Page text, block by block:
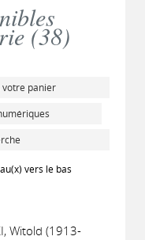
(38)
panier
vers le bas
Witold (1913-